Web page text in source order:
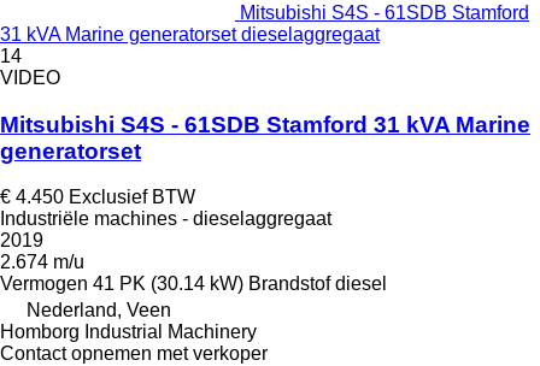
Mitsubishi S4S - 61SDB Stamford
31 kVA Marine generatorset dieselaggregaat
14
VIDEO
Mitsubishi S4S - 61SDB Stamford 31 kVA Marine
generatorset
€ 4.450 Exclusief BTW
Industriële machines - dieselaggregaat
2019
2.674 m/u
Vermogen 41 PK (30.14 kW) Brandstof diesel
Nederland, Veen
Homborg Industrial Machinery
Contact opnemen met verkoper